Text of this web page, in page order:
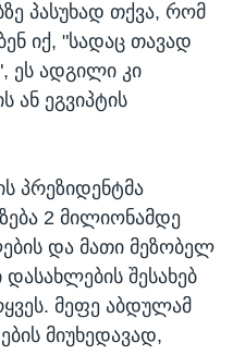
პასუხად თქვა, რომ
იქ, "სადაც თავად
ეს ადგილი კი
ან ეგვიპტის
პრეზიდენტმა
2 მილიონამდე
და მათი მეზობელ
შესახებ
მეფე აბდულამ
მიუხედავად,